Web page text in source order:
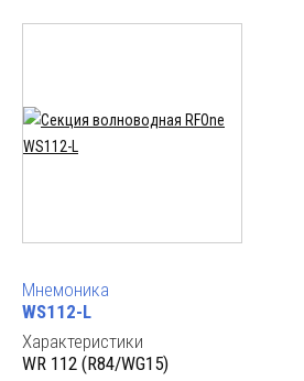
Мнемоника
WS112-L
Характеристики
WR 112 (R84/WG15)